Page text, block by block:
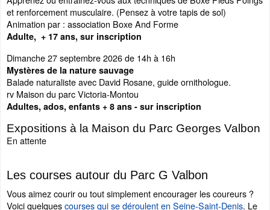
et renforcement musculaire. (Pensez à votre tapis de sol)
Animation par : association Boxe And Forme
Adulte, + 17 ans, sur inscription
Dimanche 27 septembre 2026 de 14h à 16h
Mystères de la nature sauvage
Balade naturaliste avec David Rosane, guide ornithologue.
rv Maison du parc Victoria-Montou
Adultes, ados, enfants + 8 ans - sur inscription
Expositions à la Maison du Parc Georges Valbon
En attente
Les courses autour du Parc G Valbon
Vous aimez courir ou tout simplement encourager les coureurs ?
Voici quelquescourses qui se déroulent en Seine-Saint-Denis. Le